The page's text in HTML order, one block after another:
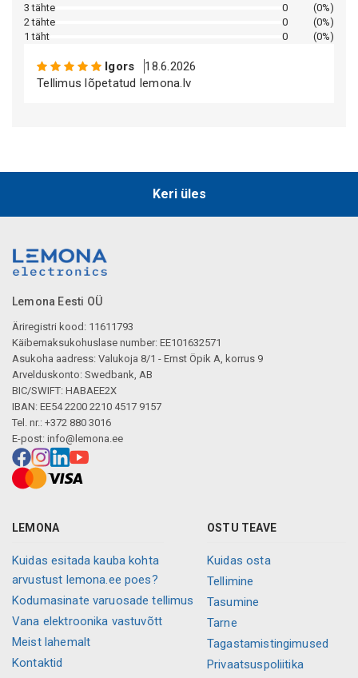
3 tähte
0
(0%)
2 tähte
0
(0%)
1 täht
0 (0%)
Igors
18.6.2026
Tellimus lõpetatud lemona.lv
Keri üles
Lemona Eesti OÜ
Äriregistri kood: 11611793
Käibemaksukohuslase number: EE101632571
Asukoha aadress: Valukoja 8/1 - Ernst Öpik A, korrus 9
Arvelduskonto: Swedbank, AB
BIC/SWIFT: HABAEE2X
IBAN: EE54 2200 2210 4517 9157
Tel. nr.: +372 880 3016
E-post: info@lemona.ee
LEMONA
Kuidas esitada kauba kohta
arvustust lemona.ee poes?
Kodumasinate varuosade tellimus
Vana elektroonika vastuvõtt
Meist lahemalt
Kontaktid
OSTU TEAVE
Kuidas osta
Tellimine
Tasumine
Tarne
Tagastamistingimused
Privaatsuspoliitika